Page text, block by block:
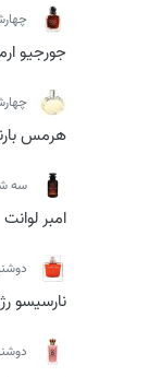
چهارشنبه
جورجیو
چهارشنبه
هرمس
سه شنبه
امبر لوانت
دوشنبه 22
نارسیسو
دوشنبه 22